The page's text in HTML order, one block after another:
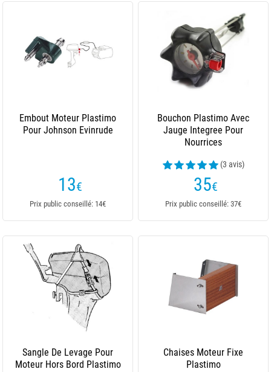
Embout Moteur Plastimo
Pour Johnson Evinrude
13€
Prix public conseillé: 14€
Bouchon Plastimo Avec
Jauge Integree Pour
Nourrices
(3 avis)
35€
Prix public conseillé: 37€
Sangle De Levage Pour
Moteur Hors Bord Plastimo
Chaises Moteur Fixe
Plastimo